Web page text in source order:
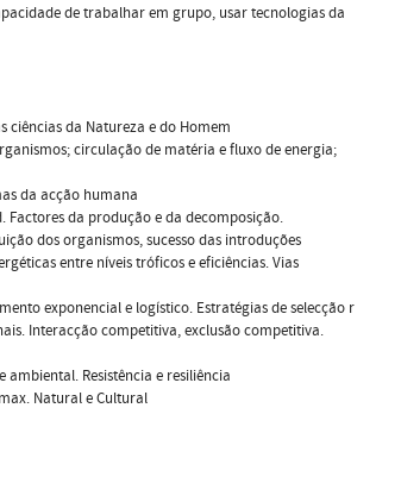
de trabalhar em grupo, usar tecnologias da
ciências da Natureza e do Homem
circulação de matéria e fluxo de energia;
da acção humana
Factores da produção e da decomposição.
dos organismos, sucesso das introduções
entre níveis tróficos e eficiências. Vias
exponencial e logístico. Estratégias de selecção r
Interacção competitiva, exclusão competitiva.
Resistência e resiliência
Natural e Cultural